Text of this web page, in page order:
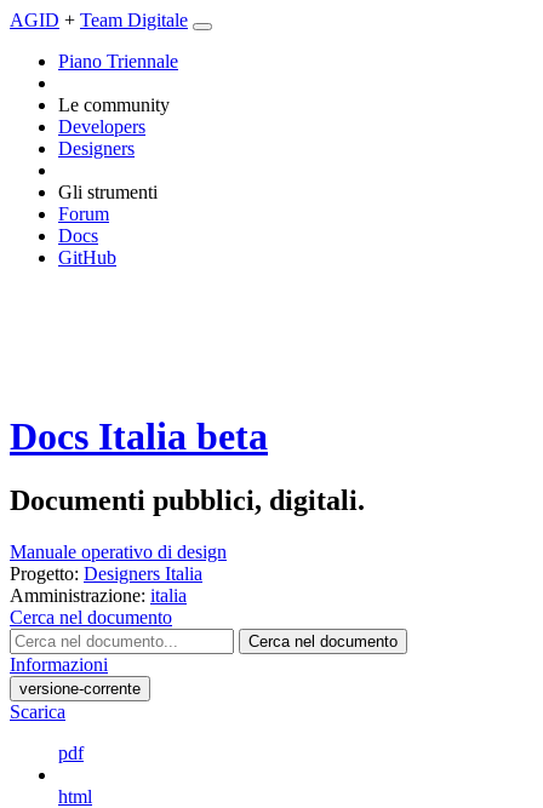
AGID + Team Digitale
Piano Triennale
Le community
Developers
Designers
Gli strumenti
Forum
Docs
GitHub
Docs Italia beta
Documenti pubblici, digitali.
Manuale operativo di design
Progetto: Designers Italia
Amministrazione: italia
Cerca nel documento
Cerca nel documento
Informazioni
versione-corrente
Scarica
pdf
html